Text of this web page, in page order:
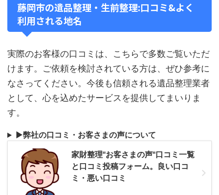
藤岡市の遺品整理・生前整理:口コミ&よく
利用される地名
実際のお客様の口コミは、こちらで多数ご覧いただ
けます。ご依頼を検討されている方は、ぜひ参考に
なさってください。今後も信頼される遺品整理業者
として、心を込めたサービスを提供してまいりま
す。
▶弊社の口コミ・お客さまの声について
家財整理"お客さまの声"口コミ一覧
と口コミ投稿フォーム。良い口コ
ミ・悪い口コミ